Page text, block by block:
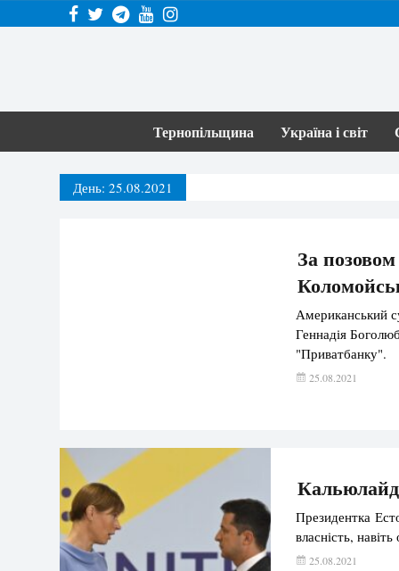
Тернопільщина Україна і світ
День: 25.08.2021
За
Американський
Геннадія
"Приватбанку".
25.08.2021
Кальюлайд
Президентка
власність,
25.08.2021